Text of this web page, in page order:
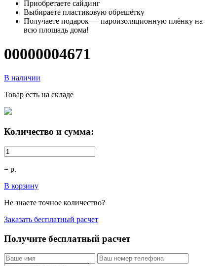
Приобретаете сайдинг
Выбираете пластиковую обрешётку
Получаете подарок — пароизоляционную плёнку на
всю площадь дома!
00000004671
В наличии
Товар есть на складе
Количество и сумма:
= р.
В корзину
Не знаете точное количество?
Заказать бесплатный расчет
Получите бесплатный расчет